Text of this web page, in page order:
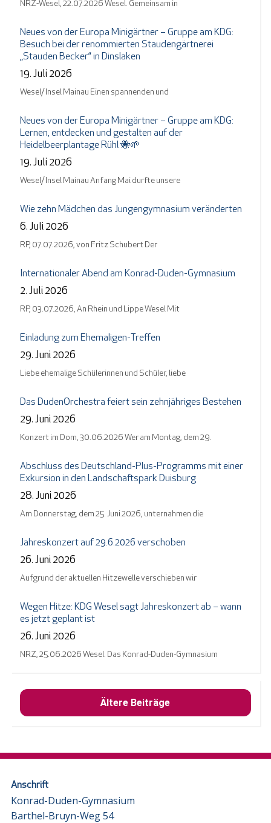
NRZ-Wesel, 22.07.2026 Wesel. Gemeinsam in
Neues von der Europa Minigärtner – Gruppe am KDG:
Besuch bei der renommierten Staudengärtnerei
„Stauden Becker“ in Dinslaken
19. Juli 2026
Wesel/ Insel Mainau Einen spannenden und
Neues von der Europa Minigärtner – Gruppe am KDG:
Lernen, entdecken und gestalten auf der
Heidelbeerplantage Rühl 🐝🌱
19. Juli 2026
Wesel/ Insel Mainau Anfang Mai durfte unsere
Wie zehn Mädchen das Jungengymnasium veränderten
6. Juli 2026
RP, 07.07.2026, von Fritz Schubert Der
Internationaler Abend am Konrad-Duden-Gymnasium
2. Juli 2026
RP, 03.07.2026, An Rhein und Lippe Wesel Mit
Einladung zum Ehemaligen-Treffen
29. Juni 2026
Liebe ehemalige Schülerinnen und Schüler, liebe
Das DudenOrchestra feiert sein zehnjähriges Bestehen
29. Juni 2026
Konzert im Dom, 30.06.2026 Wer am Montag, dem 29.
Abschluss des Deutschland-Plus-Programms mit einer
Exkursion in den Landschaftspark Duisburg
28. Juni 2026
Am Donnerstag, dem 25. Juni 2026, unternahmen die
Jahreskonzert auf 29.6.2026 verschoben
26. Juni 2026
Aufgrund der aktuellen Hitzewelle verschieben wir
Wegen Hitze: KDG Wesel sagt Jahreskonzert ab – wann
es jetzt geplant ist
26. Juni 2026
NRZ, 25.06.2026 Wesel. Das Konrad-Duden-Gymnasium
Ältere Beiträge
Anschrift
Konrad-Duden-Gymnasium
Barthel-Bruyn-Weg 54